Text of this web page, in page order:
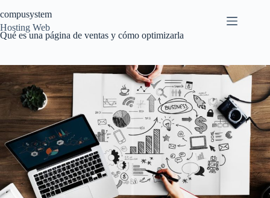
al
contenido
compusystem
Hosting Web
Qué es una página de ventas y cómo optimizarla